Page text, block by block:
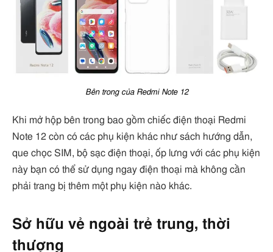
Bên trong của Redmi Note 12
Khi mở hộp bên trong bao gồm chiếc điện thoại Redmi
Note 12 còn có các phụ kiện khác như sách hướng dẫn,
que chọc SIM, bộ sạc điện thoại, ốp lưng với các phụ kiện
này bạn có thể sử dụng ngay điện thoại mà không cần
phải trang bị thêm một phụ kiện nào khác.
Sở hữu vẻ ngoài trẻ trung, thời
thượng